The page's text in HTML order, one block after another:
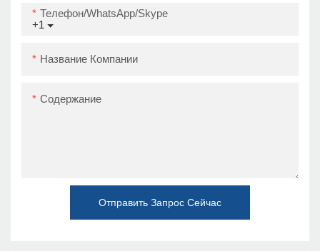
+1
Телефон/WhatsApp/Skype
Название Компании
Содержание
Отправить Запрос Сейчас